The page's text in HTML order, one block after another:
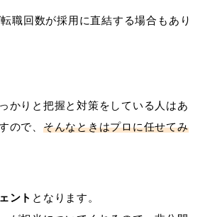
職回数が採用に直結する場合もあり
かりと把握と対策をしている人はあ
ので、 そんなときはプロに任せてみ
ント となります。